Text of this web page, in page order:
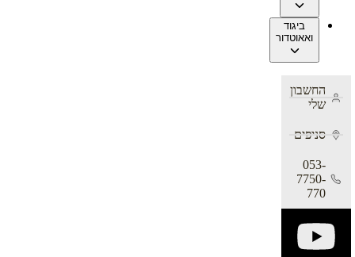
ביגוד
ואאוטדור
החשבון
שלי
סניפים
053-
7750-
770